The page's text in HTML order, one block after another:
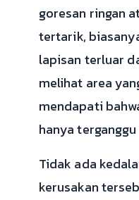
goresan ringan
tertarik,
lapisan terluar
melihat area
mendapati
hanya
Tidak ada
kerusakan